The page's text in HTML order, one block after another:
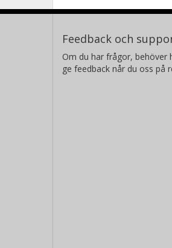
Feedback och
Om du har frågor, behöver
ge feedback når du oss på